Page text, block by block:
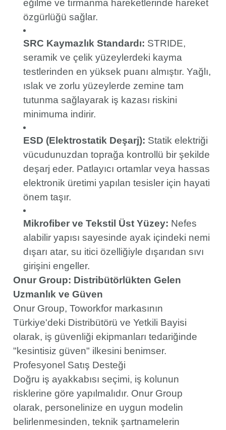
eğilme ve tırmanma hareketlerinde hareket
özgürlüğü sağlar.
SRC Kaymazlık Standardı: STRIDE,
seramik ve çelik yüzeylerdeki kayma
testlerinden en yüksek puanı almıştır. Yağlı,
ıslak ve zorlu yüzeylerde zemine tam
tutunma sağlayarak iş kazası riskini
minimuma indirir.
ESD (Elektrostatik Deşarj): Statik elektriği
vücudunuzdan toprağa kontrollü bir şekilde
deşarj eder. Patlayıcı ortamlar veya hassas
elektronik üretimi yapılan tesisler için hayati
önem taşır.
Mikrofiber ve Tekstil Üst Yüzey: Nefes
alabilir yapısı sayesinde ayak içindeki nemi
dışarı atar, su itici özelliğiyle dışarıdan sıvı
girişini engeller.
Onur Group: Distribütörlükten Gelen
Uzmanlık ve Güven
Onur Group, Toworkfor markasının
Türkiye'deki Distribütörü ve Yetkili Bayisi
olarak, iş güvenliği ekipmanları tedariğinde
"kesintisiz güven" ilkesini benimser.
Profesyonel Satış Desteği
Doğru iş ayakkabısı seçimi, iş kolunun
risklerine göre yapılmalıdır. Onur Group
olarak, personelinize en uygun modelin
belirlenmesinden, teknik şartnamelerin